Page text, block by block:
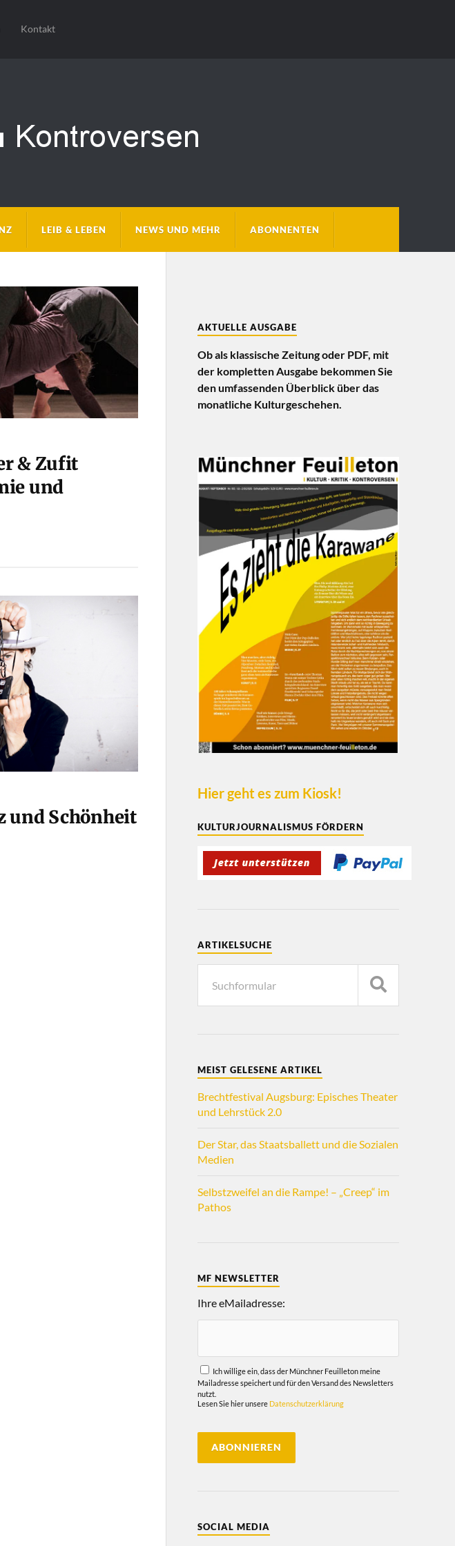
Kontakt
LEIB & LEBEN NEWS UND MEHR ABONNENTEN
& Zufit
und
und Schönheit
AKTUELLE AUSGABE
Ob als klassische Zeitung oder PDF, mit
der kompletten Ausgabe bekommen Sie
den umfassenden Überblick über das
monatliche Kulturgeschehen.
Hier geht es zum Kiosk!
KULTURJOURNALISMUS FÖRDERN
ARTIKELSUCHE
MEIST GELESENE ARTIKEL
Brechtfestival Augsburg: Episches Theater
und Lehrstück 2.0
Der Star, das Staatsballett und die Sozialen
Medien
Selbstzweifel an die Rampe! – „Creep“ im
Pathos
MF NEWSLETTER
Ihre eMailadresse:
Ich willige ein, dass der Münchner Feuilleton meine
Mailadresse speichert und für den Versand des Newsletters
nutzt.
Lesen Sie hier unsere Datenschutzerklärung
SOCIAL MEDIA